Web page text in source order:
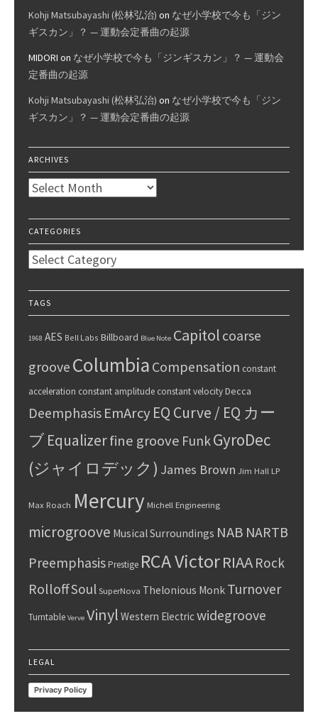
Kohji Matsubayashi (松林弘治) on なぜ小学校で今も「ジン
ギスカン」？ — 運動会定番曲の起源
MIDORI on なぜ小学校で今も「ジンギスカン」？ — 運動会
定番曲の起源
Kohji Matsubayashi (松林弘治) on なぜ小学校で今も「ジン
ギスカン」？ — 運動会定番曲の起源
ARCHIVES
Archives
CATEGORIES
Categories
TAGS
1968 AES Bell Labs Billboard Blue Note Capitol coarse
groove Columbia Compensation constant
acceleration constant amplitude constant velocityDecca
Deemphasis EmArcyEQ Curve / EQ カー
ブEqualizerfine groove Funk GyroDec
(ジャイロデック) James Brown Jim Hall LP
Max Roach Mercury Michell Engineering
microgroove Musical Surroundings NAB NARTB
PreemphasisPrestige RCA VictorRIAA Rock
RolloffSoul SuperNova Thelonious Monk Turnover
Turntable Verve Vinyl Western Electricwidegroove
LEGAL
Privacy Policy